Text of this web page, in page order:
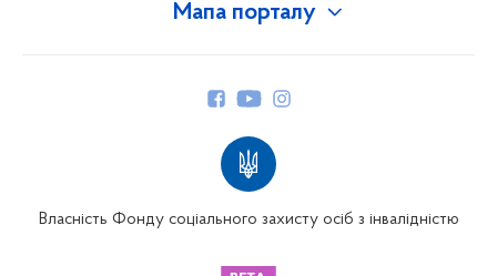
Мапа порталу
Власність Фонду соціального захисту осіб з інвалідністю